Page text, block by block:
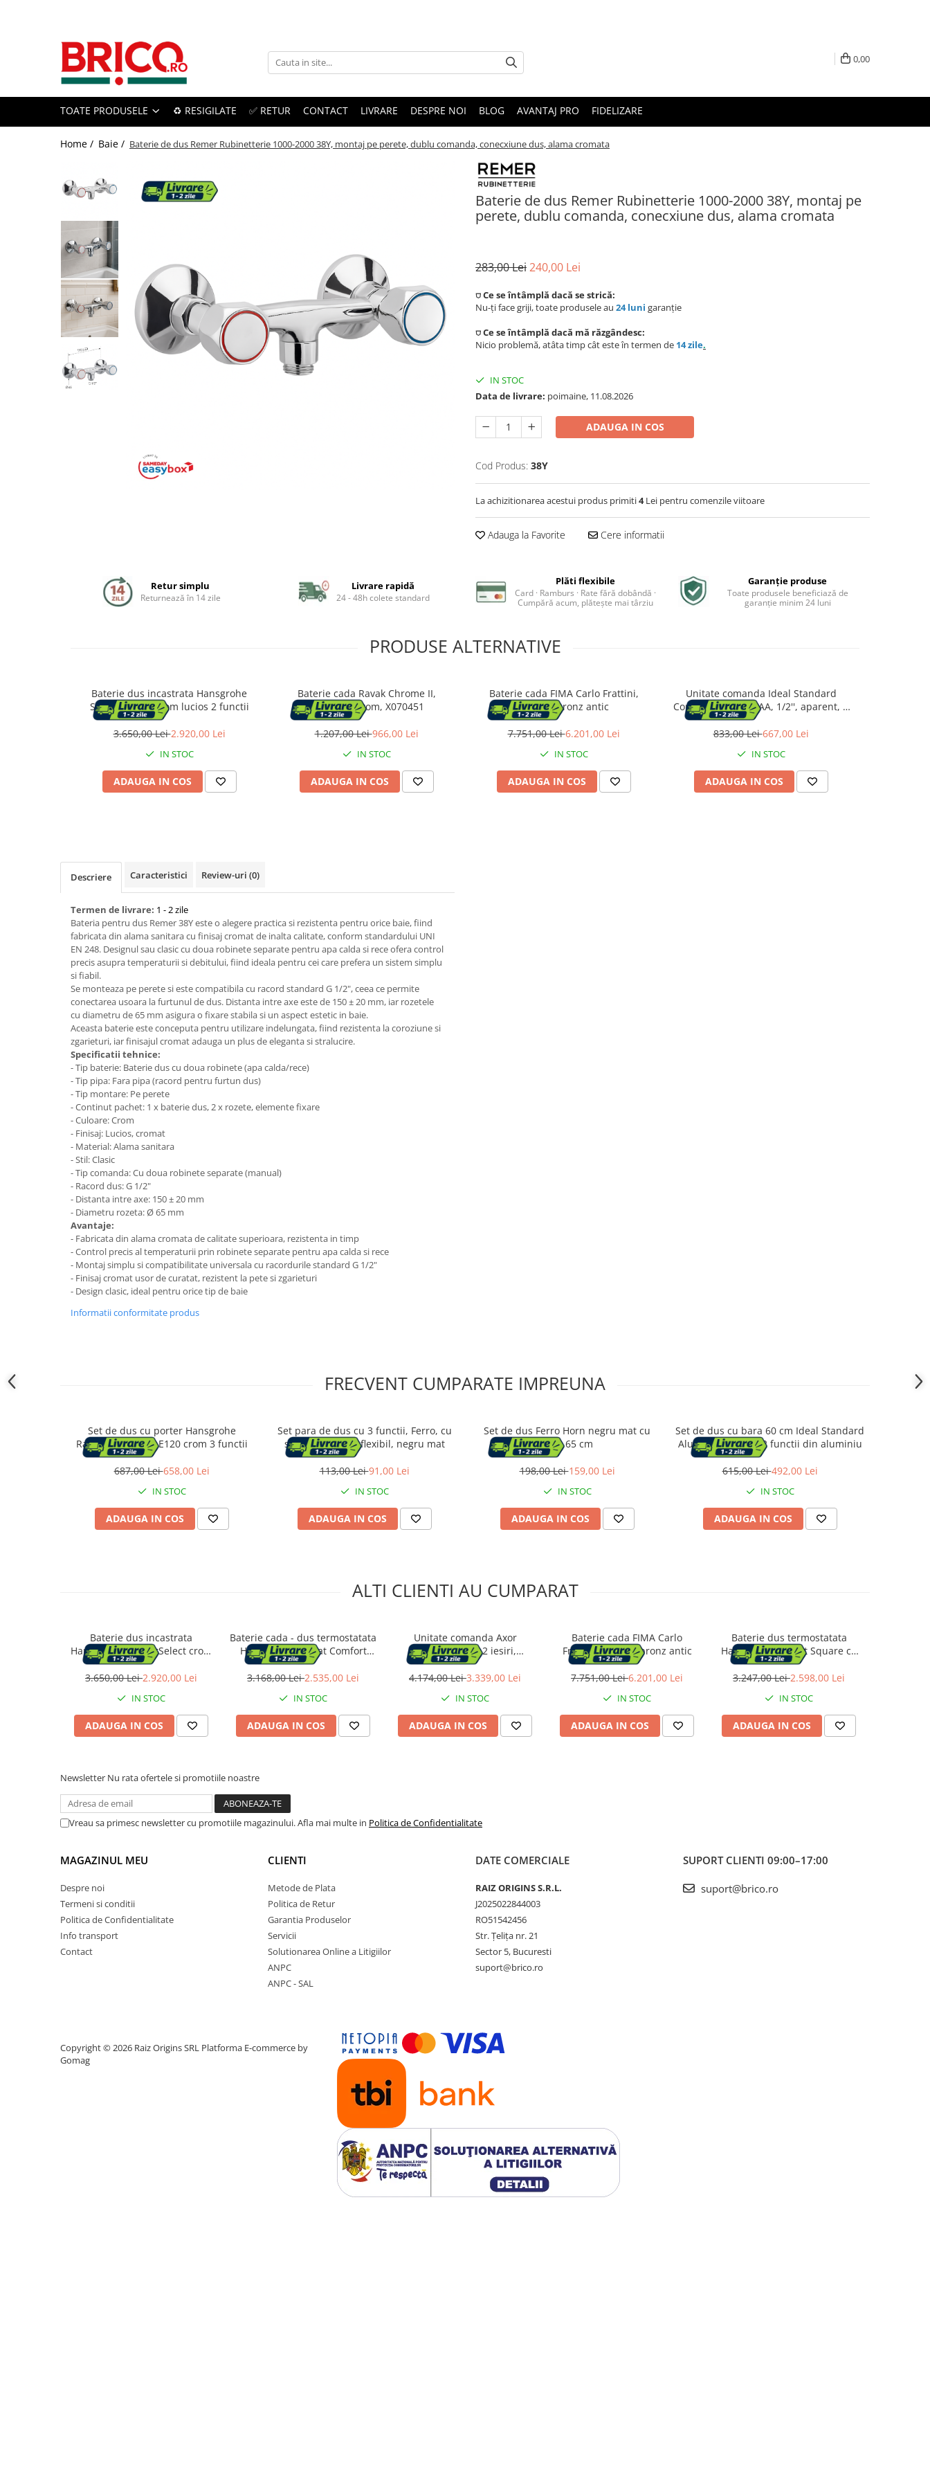
Toate Produsele
Baterii sanitare
Baterii cada si dus
Baterii bideu si dus igienic
Sisteme de dus
Coloane de dus
Sisteme de dus incastrate
Ingrijire personala
Placi de indreptat parul
Aparate de tuns & ras
Cantare corporale
Mobilier pentru baie
Dulapuri baie
Accesorii baie
Cuiere si suporturi prosoape
Rafturi si depozitare
Accesorii cada
Accesorii lavoare
Cosuri de rufe
Bucatarie
Dulapuri si rafturi depozitare
Mese bucatarie si living
Ustensile bucatarie
Accesorii pentru bucatarie
Cosuri de gunoi
Living & hol
Mobila living
Rafturi si biblioteci
0,00
TOATE PRODUSELE ♻️ RESIGILATE ✅ RETUR CONTACT LIVRARE DESPRE NOI BLOG AVANTAJ PRO FIDELIZARE
Home / Baie / Baterie de dus Remer Rubinetterie 1000-2000 38Y, montaj pe perete, dublu comanda, conecxiune dus, alama cromata
Baterie de dus Remer Rubinetterie 1000-2000 38Y, montaj pe
perete, dublu comanda, conecxiune dus, alama cromata
283,00 Lei240,00 Lei
⛉ Ce se întâmplă dacă se strică:
Nu-ți face griji, toate produsele au 24 luni garanție
⛉ Ce se întâmplă dacă mă răzgândesc:
Nicio problemă, atâta timp cât este în termen de 14 zile.
IN STOC
Data de livrare: poimaine, 11.08.2026
ADAUGA IN COS
Cod Produs: 38Y
La achizitionarea acestui produs primiti4Lei pentru comenzile viitoare
Adauga la Favorite Cere informatii
Retur simplu
Returnează în 14 zile
Livrare rapidă
24 - 48h colete standard
Plăti flexibile
Card · Ramburs · Rate fără dobândă ·
Cumpără acum, plătește mai târziu
Garanție produse
Toate produsele beneficiază de
garanție minim 24 luni
PRODUSE ALTERNATIVE
Baterie dus incastrata Hansgrohe
ShowerSelect crom lucios 2 functii
3.650,00 Lei2.920,00 Lei
IN STOC
ADAUGA IN COS
Baterie cada Ravak Chrome II,
aparenta, crom, X070451
1.207,00 Lei966,00 Lei
IN STOC
ADAUGA IN COS
Baterie cada FIMA Carlo Frattini,
Epoque bronz antic
7.751,00 Lei6.201,00 Lei
IN STOC
ADAUGA IN COS
Unitate comanda Ideal Standard
Connect Air A7034AA, 1/2'', aparent, 1
iesire, monocomanda, cartus ceramic,
necesita set fixare, crom
833,00 Lei667,00 Lei
IN STOC
ADAUGA IN COS
Descriere Caracteristici Review-uri (0)
Termen de livrare: 1 - 2 zile
Bateria pentru dus Remer 38Y este o alegere practica si rezistenta pentru orice baie, fiind
fabricata din alama sanitara cu finisaj cromat de inalta calitate, conform standardului UNI
EN 248. Designul sau clasic cu doua robinete separate pentru apa calda si rece ofera control
precis asupra temperaturii si debitului, fiind ideala pentru cei care prefera un sistem simplu
si fiabil.
Se monteaza pe perete si este compatibila cu racord standard G 1/2", ceea ce permite
conectarea usoara la furtunul de dus. Distanta intre axe este de 150 ± 20 mm, iar rozetele
cu diametru de 65 mm asigura o fixare stabila si un aspect estetic in baie.
Aceasta baterie este conceputa pentru utilizare indelungata, fiind rezistenta la coroziune si
zgarieturi, iar finisajul cromat adauga un plus de eleganta si stralucire.
Specificatii tehnice:
- Tip baterie: Baterie dus cu doua robinete (apa calda/rece)
- Tip pipa: Fara pipa (racord pentru furtun dus)
- Tip montare: Pe perete
- Continut pachet: 1 x baterie dus, 2 x rozete, elemente fixare
- Culoare: Crom
- Finisaj: Lucios, cromat
- Material: Alama sanitara
- Stil: Clasic
- Tip comanda: Cu doua robinete separate (manual)
- Racord dus: G 1/2"
- Distanta intre axe: 150 ± 20 mm
- Diametru rozeta: Ø 65 mm
Avantaje:
- Fabricata din alama cromata de calitate superioara, rezistenta in timp
- Control precis al temperaturii prin robinete separate pentru apa calda si rece
- Montaj simplu si compatibilitate universala cu racordurile standard G 1/2"
- Finisaj cromat usor de curatat, rezistent la pete si zgarieturi
- Design clasic, ideal pentru orice tip de baie
Informatii conformitate produs
FRECVENT CUMPARATE IMPREUNA
Set de dus cu porter Hansgrohe
Raindance Select E120 crom 3 functii
687,00 Lei658,00 Lei
IN STOC
ADAUGA IN COS
Set para de dus cu 3 functii, Ferro, cu
suport si furtun flexibil, negru mat
113,00 Lei91,00 Lei
IN STOC
ADAUGA IN COS
Set de dus Ferro Horn negru mat cu
bara 65 cm
198,00 Lei159,00 Lei
IN STOC
ADAUGA IN COS
Set de dus cu bara 60 cm Ideal Standard
Alu+ argintiu mat 2 functii din aluminiu
615,00 Lei492,00 Lei
IN STOC
ADAUGA IN COS
ALTI CLIENTI AU CUMPARAT
Baterie dus incastrata
Hansgrohe ShowerSelect crom
lucios 2 functii
3.650,00 Lei2.920,00 Lei
IN STOC
ADAUGA IN COS
Baterie cada - dus termostatata
Hansgrohe Ecostat Comfort
negru - crom periat
3.168,00 Lei2.535,00 Lei
IN STOC
ADAUGA IN COS
Unitate comanda Axor
ShowerSelect, 2 iesiri,
termostat, necesita valva, crom,
36723000
4.174,00 Lei3.339,00 Lei
IN STOC
ADAUGA IN COS
Baterie cada FIMA Carlo
Frattini, Epoque bronz antic
7.751,00 Lei6.201,00 Lei
IN STOC
ADAUGA IN COS
Baterie dus termostatata
Hansgrohe Ecostat Square cu
montaj incastrat 2 functii crom
3.247,00 Lei2.598,00 Lei
IN STOC
ADAUGA IN COS
Newsletter Nu rata ofertele si promotiile noastre
Vreau sa primesc newsletter cu promotiile magazinului. Afla mai multe in Politica de Confidentialitate
MAGAZINUL MEU
Despre noi
Termeni si conditii
Politica de Confidentialitate
Info transport
Contact
CLIENTI
Metode de Plata
Politica de Retur
Garantia Produselor
Servicii
Solutionarea Online a Litigiilor
ANPC
ANPC - SAL
DATE COMERCIALE
RAIZ ORIGINS S.R.L.
J2025022844003
RO51542456
Str. Țelița nr. 21
Sector 5, Bucuresti
suport@brico.ro
SUPORT CLIENTI 09:00–17:00
suport@brico.ro
Copyright © 2026 Raiz Origins SRL Platforma E-commerce by
Gomag